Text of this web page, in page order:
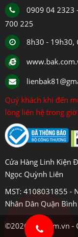
0909 04 2323
700 225
8h30 - 19h30,
Quý khách khi đến
lòng liên hệ trong
Cửa Hàng Linh Kiện
Ngọc Quỳnh Liên
MST: 4108031855 -
Nhân Dân Quận
©2026 bak.com.vn -